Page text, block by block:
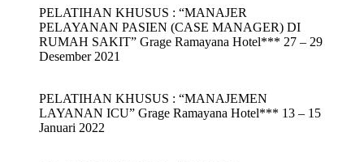
PELATIHAN KHUSUS : “MANAJER
PELAYANAN PASIEN (CASE MANAGER) DI
RUMAH SAKIT” Grage Ramayana Hotel*** 27 – 29
Desember 2021
PELATIHAN KHUSUS : “MANAJEMEN
LAYANAN ICU” Grage Ramayana Hotel*** 13 – 15
Januari 2022